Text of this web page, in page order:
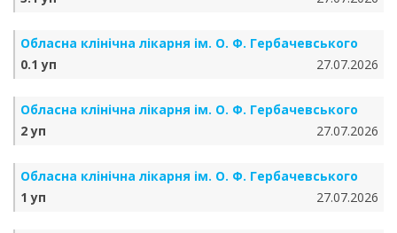
Обласна клінічна лікарня ім. О. Ф. Гербачевського
0.1 уп
27.07.2026
Обласна клінічна лікарня ім. О. Ф. Гербачевського
2 уп
27.07.2026
Обласна клінічна лікарня ім. О. Ф. Гербачевського
1 уп
27.07.2026